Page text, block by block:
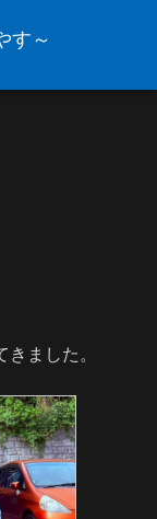
す～
ました。